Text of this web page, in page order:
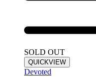
SOLD OUT
QUICKVIEW
Devoted